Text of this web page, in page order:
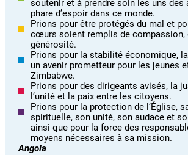
soutenir et à prendre soin les uns des
phare d’espoir dans ce monde.
Prions pour être protégés du mal et
cœurs soient remplis de compassion,
générosité.
Prions pour la stabilité économique,
un avenir prometteur pour les jeunes
Zimbabwe.
Prions pour des dirigeants avisés, la
l’unité et la paix entre les citoyens.
Prions pour la protection de l’Église,
spirituelle, son unité, son audace et
ainsi que pour la force des
moyens nécessaires à sa mission.
Angola